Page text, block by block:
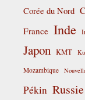
Corée du Nord
France Inde
Japon KMT
Mozambique
Pékin Russie